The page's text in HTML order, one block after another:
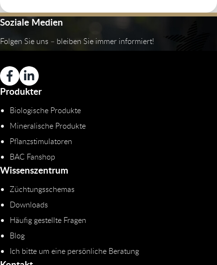
Soziale Medien
Folgen Sie uns – bleiben Sie immer informiert!
Produkter
Biologische Produkte
Mineralische Produkte
Pflanzstimulatoren
BAC Fanshop
Wissenszentrum
Züchtungsschemas
Downloads
Häufig gestellte Fragen
Blog
Ich bitte um eine persönliche Beratung